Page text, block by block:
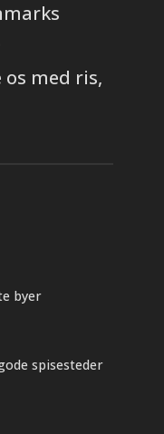
med ris,
byer
spisesteder